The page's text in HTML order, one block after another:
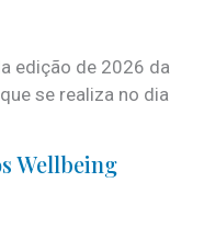
edição de 2026 da
se realiza no dia
Wellbeing